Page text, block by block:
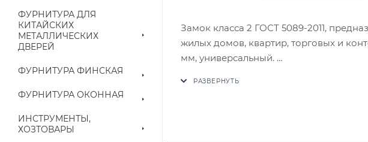
ФУРНИТУРА ДЛЯ
КИТАЙСКИХ
МЕТАЛЛИЧЕСКИХ
ДВЕРЕЙ
ФУРНИТУРА ФИНСКАЯ
ФУРНИТУРА ОКОННАЯ
ИНСТРУМЕНТЫ,
ХОЗТОВАРЫ
Замок класса 2 ГОСТ 5089-2011,
жилых домов, квартир, торговых и
мм, универсальный.